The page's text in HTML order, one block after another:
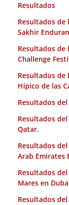
Resultados
Resultados de
Sakhir
Resultados de
Challenge
Resultados de
Hípico de las
Resultados del
Resultados del
Qatar.
Resultados
Arab Emirates
Resultados
Mares en
Resultados